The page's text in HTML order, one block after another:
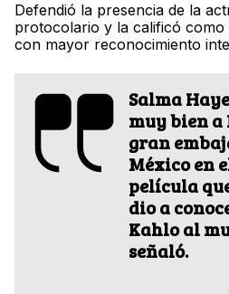
Defendió la presencia de la
protocolario y la calificó como
con mayor reconocimiento
Salma
muy bien a
gran
México en
película
dio a
Kahlo al
señaló.